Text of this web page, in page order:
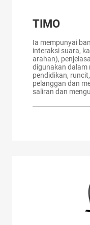
TIMO
Ia mempunyai
interaksi suara,
arahan),
digunakan dalam
pendidikan,
pelanggan dan
saliran dan